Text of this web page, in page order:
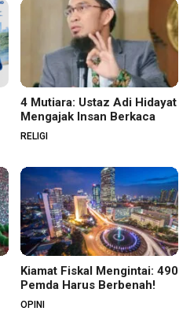
4 Mutiara: Ustaz Adi Hidayat
Mengajak Insan Berkaca
RELIGI
Kiamat Fiskal Mengintai: 490
Pemda Harus Berbenah!
OPINI